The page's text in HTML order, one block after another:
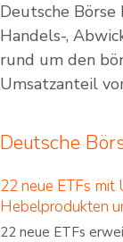
Deutsche
Handels-,
rund um den
Umsatzanteil
Deutsche
22 neue ETFs mit
Hebelprodukten
22 neue ETFs